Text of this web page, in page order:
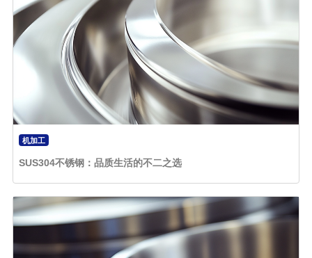
机加工
SUS304不锈钢：品质生活的不二之选